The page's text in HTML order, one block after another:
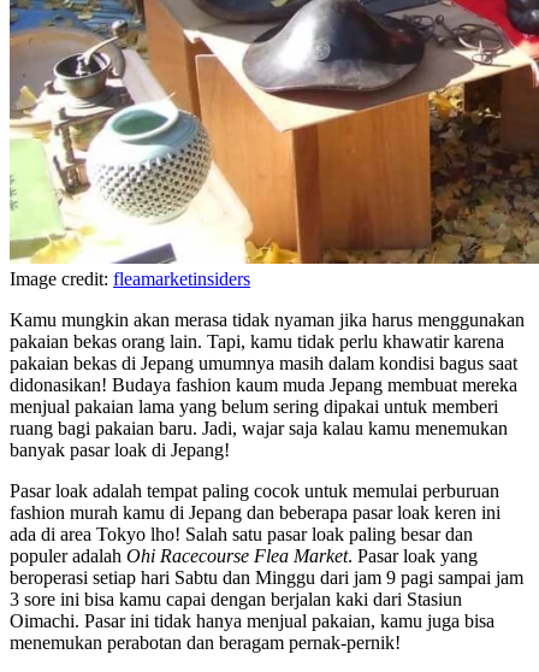
Image credit: fleamarketinsiders
Kamu mungkin akan merasa tidak nyaman jika harus menggunakan
pakaian bekas orang lain. Tapi, kamu tidak perlu khawatir karena
pakaian bekas di Jepang umumnya masih dalam kondisi bagus saat
didonasikan! Budaya fashion kaum muda Jepang membuat mereka
menjual pakaian lama yang belum sering dipakai untuk memberi
ruang bagi pakaian baru. Jadi, wajar saja kalau kamu menemukan
banyak pasar loak di Jepang!
Pasar loak adalah tempat paling cocok untuk memulai perburuan
fashion murah kamu di Jepang dan beberapa pasar loak keren ini
ada di area Tokyo lho! Salah satu pasar loak paling besar dan
populer adalah Ohi Racecourse Flea Market. Pasar loak yang
beroperasi setiap hari Sabtu dan Minggu dari jam 9 pagi sampai jam
3 sore ini bisa kamu capai dengan berjalan kaki dari Stasiun
Oimachi. Pasar ini tidak hanya menjual pakaian, kamu juga bisa
menemukan perabotan dan beragam pernak-pernik!